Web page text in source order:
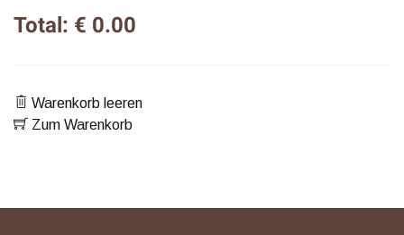
Total: € 0.00
Warenkorb leeren
Zum Warenkorb